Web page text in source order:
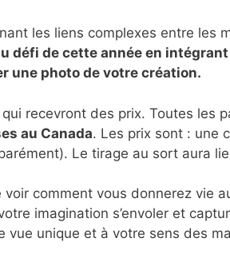
les liens complexes entre les
défi de cette année en
une photo de votre création.
recevront des prix. Toutes les
au Canada. Les prix sont : une
Le tirage au sort aura
comment vous donnerez vie
imagination s’envoler et
unique et à votre sens des